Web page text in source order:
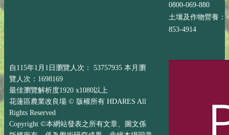
0800-069-880
土壤及作物營養：
853-4914
自115年1月1日瀏覽人次： 53757935 本月瀏
覽人次：1698169
最佳瀏覽解析度1920 x1080以上
花蓮區農業改良場 © 版權所有 HDARES All
Rights Reserved
Copyright ©本網站發表之所有文章、圖文係